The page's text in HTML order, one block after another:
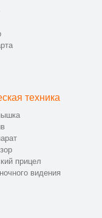
техника
прицел
видения